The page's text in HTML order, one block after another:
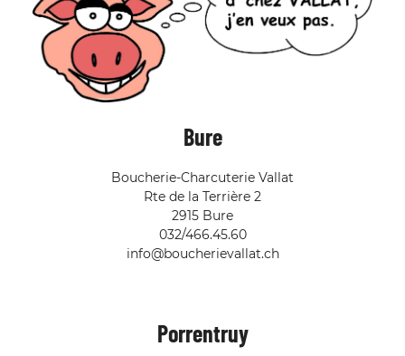
Bure
Boucherie-Charcuterie Vallat
Rte de la Terrière 2
2915 Bure
032/466.45.60
info@boucherievallat.ch
Porrentruy